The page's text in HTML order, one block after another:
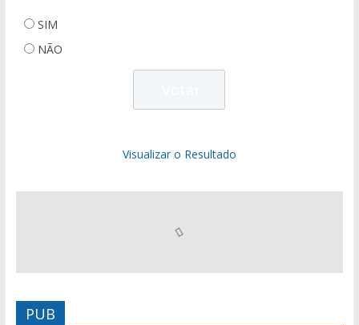
SIM
NÃO
Visualizar o Resultado
PUB